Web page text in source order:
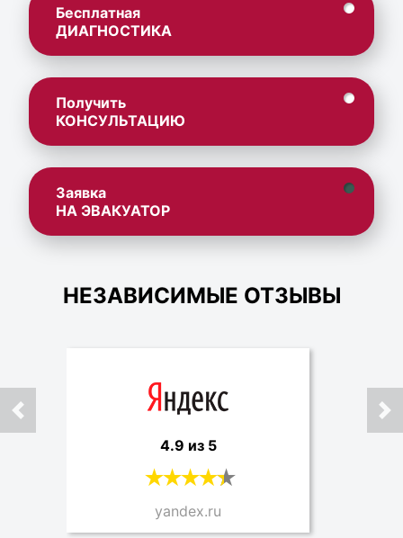
Бесплатная
ДИАГНОСТИКА
Получить
КОНСУЛЬТАЦИЮ
Заявка
НА ЭВАКУАТОР
НЕЗАВИСИМЫЕ ОТЗЫВЫ
4.9 из 5
yandex.ru